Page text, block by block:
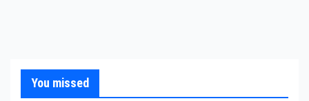
You missed